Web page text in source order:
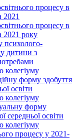
процесу в
2021
процесу в
2021 року
психолого-
дитини з
колегіуму
форму здобуття
освіти
колегіуму
форму
середньої освіти
колегіуму
процесу у 2021-